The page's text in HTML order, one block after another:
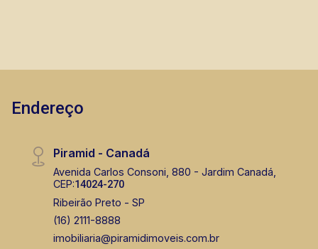
Endereço
Piramid - Canadá
Avenida Carlos Consoni, 880 - Jardim Canadá,
CEP:14024-270
Ribeirão Preto - SP
(16) 2111-8888
imobiliaria@piramidimoveis.com.br